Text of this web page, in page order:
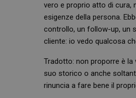
vero e proprio atto di cura,
esigenze della persona.
controllo, un follow-up, un
cliente: io vedo qualcosa
Tradotto: non proporre è la
suo storico o anche
rinuncia a fare bene il